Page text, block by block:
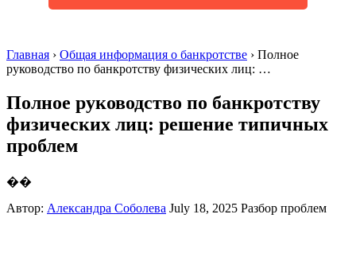
Главная › Общая информация о банкротстве › Полное
руководство по банкротству физических лиц: …
Полное руководство по банкротству
физических лиц: решение типичных
проблем
��
Автор: Александра Соболева July 18, 2025 Разбор проблем